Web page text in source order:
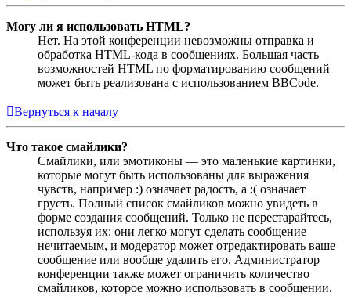
Могу ли я использовать HTML?
Нет. На этой конференции невозможны отправка и
обработка HTML-кода в сообщениях. Большая часть
возможностей HTML по форматированию сообщений
может быть реализована с использованием BBCode.
Вернуться к началу
Что такое смайлики?
Смайлики, или эмотиконы — это маленькие картинки,
которые могут быть использованы для выражения
чувств, например :) означает радость, а :( означает
грусть. Полный список смайликов можно увидеть в
форме создания сообщений. Только не перестарайтесь,
используя их: они легко могут сделать сообщение
нечитаемым, и модератор может отредактировать ваше
сообщение или вообще удалить его. Администратор
конференции также может ограничить количество
смайликов, которое можно использовать в сообщении.